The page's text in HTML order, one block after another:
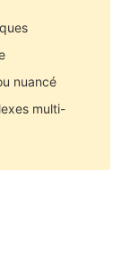
nuancé
multi-